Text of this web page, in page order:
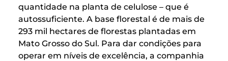
quantidade na planta de celulose – que é
autossuficiente. A base florestal é de mais de
293 mil hectares de florestas plantadas em
Mato Grosso do Sul. Para dar condições para
operar em níveis de excelência, a companhia